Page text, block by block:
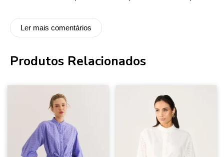
Ler mais comentários
Produtos Relacionados